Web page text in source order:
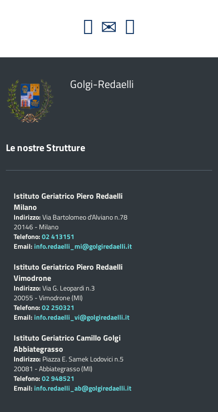
Golgi-Redaelli
Le nostre Strutture
Istituto Geriatrico Piero Redaelli
Milano
Indirizzo:Via Bartolomeo d'Alviano n.78
20146 - Milano
Telefono:02 413151
Email: info.redaelli_mi@golgiredaelli.it
Istituto Geriatrico Piero Redaelli
Vimodrone
Indirizzo:Via G. Leopardi n.3
20055 - Vimodrone (MI)
Telefono:02 250321
Email: info.redaelli_vi@golgiredaelli.it
Istituto Geriatrico Camillo Golgi
Abbiategrasso
Indirizzo: Piazza E. Samek Lodovici n.5
20081 - Abbiategrasso (MI)
Telefono:02 948521
Email: info.redaelli_ab@golgiredaelli.it